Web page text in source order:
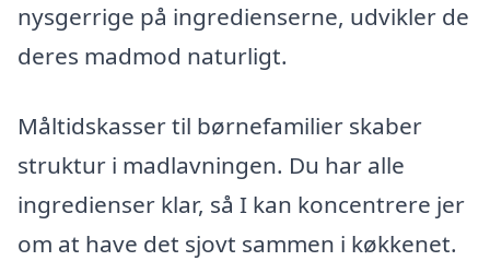
nysgerrige på ingredienserne, udvikler de
deres madmod naturligt.
Måltidskasser til børnefamilier skaber
struktur i madlavningen. Du har alle
ingredienser klar, så I kan koncentrere jer
om at have det sjovt sammen i køkkenet.